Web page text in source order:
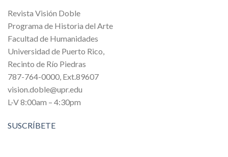
Revista Visión Doble
Programa de Historia del Arte
Facultad de Humanidades
Universidad de Puerto Rico,
Recinto de Río Piedras
787-764-0000, Ext.89607
vision.doble@upr.edu
L-V 8:00am – 4:30pm
SUSCRÍBETE